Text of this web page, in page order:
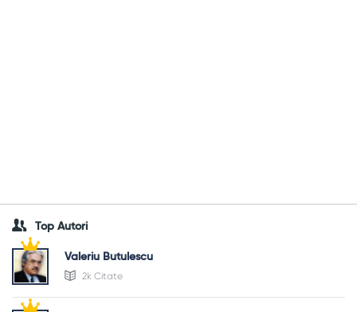
Top Autori
Valeriu Butulescu
2k Citate